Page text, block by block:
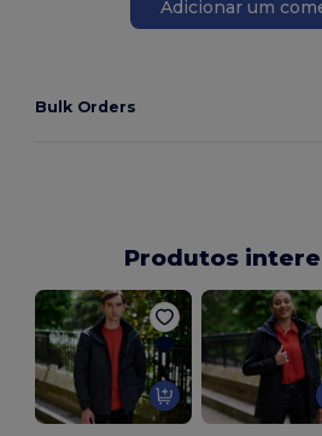
Adicionar um
Bulk Orders
Produtos